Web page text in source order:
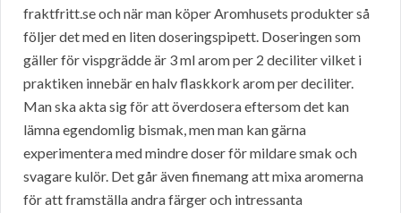
fraktfritt.se och när man köper Aromhusets produkter så
följer det med en liten doseringspipett. Doseringen som
gäller för vispgrädde är 3 ml arom per 2 deciliter vilket i
praktiken innebär en halv flaskkork arom per deciliter.
Man ska akta sig för att överdosera eftersom det kan
lämna egendomlig bismak, men man kan gärna
experimentera med mindre doser för mildare smak och
svagare kulör. Det går även finemang att mixa aromerna
för att framställa andra färger och intressanta